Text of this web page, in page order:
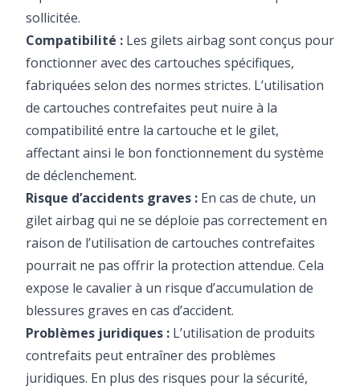
sollicitée.
Compatibilité : Les gilets airbag sont conçus pour
fonctionner avec des cartouches spécifiques,
fabriquées selon des normes strictes. L’utilisation
de cartouches contrefaites peut nuire à la
compatibilité entre la cartouche et le gilet,
affectant ainsi le bon fonctionnement du système
de déclenchement.
Risque d’accidents graves : En cas de chute, un
gilet airbag qui ne se déploie pas correctement en
raison de l’utilisation de cartouches contrefaites
pourrait ne pas offrir la protection attendue. Cela
expose le cavalier à un risque d’accumulation de
blessures graves en cas d’accident.
Problèmes juridiques : L’utilisation de produits
contrefaits peut entraîner des problèmes
juridiques. En plus des risques pour la sécurité,
Bienvenue !
1er fois chez nous ? Recevez 5% de remise sur votre
Inscrivez-vous à notre newsletter gonflée (Actu' sécurité,
offres & nouveaux produits) et recevez votre code promo